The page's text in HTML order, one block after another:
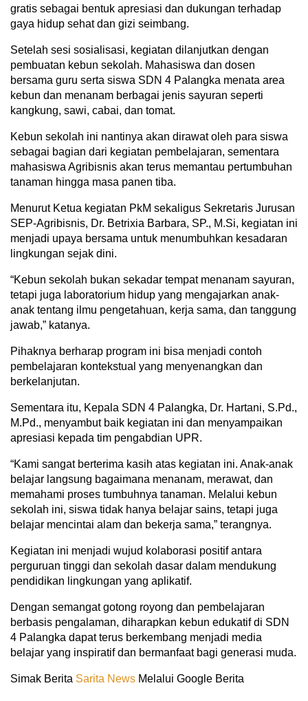
gratis sebagai bentuk apresiasi dan dukungan terhadap
gaya hidup sehat dan gizi seimbang.
Setelah sesi sosialisasi, kegiatan dilanjutkan dengan
pembuatan kebun sekolah. Mahasiswa dan dosen
bersama guru serta siswa SDN 4 Palangka menata area
kebun dan menanam berbagai jenis sayuran seperti
kangkung, sawi, cabai, dan tomat.
Kebun sekolah ini nantinya akan dirawat oleh para siswa
sebagai bagian dari kegiatan pembelajaran, sementara
mahasiswa Agribisnis akan terus memantau pertumbuhan
tanaman hingga masa panen tiba.
Menurut Ketua kegiatan PkM sekaligus Sekretaris Jurusan
SEP-Agribisnis, Dr. Betrixia Barbara, SP., M.Si, kegiatan ini
menjadi upaya bersama untuk menumbuhkan kesadaran
lingkungan sejak dini.
“Kebun sekolah bukan sekadar tempat menanam sayuran,
tetapi juga laboratorium hidup yang mengajarkan anak-
anak tentang ilmu pengetahuan, kerja sama, dan tanggung
jawab,” katanya.
Pihaknya berharap program ini bisa menjadi contoh
pembelajaran kontekstual yang menyenangkan dan
berkelanjutan.
Sementara itu, Kepala SDN 4 Palangka, Dr. Hartani, S.Pd.,
M.Pd., menyambut baik kegiatan ini dan menyampaikan
apresiasi kepada tim pengabdian UPR.
“Kami sangat berterima kasih atas kegiatan ini. Anak-anak
belajar langsung bagaimana menanam, merawat, dan
memahami proses tumbuhnya tanaman. Melalui kebun
sekolah ini, siswa tidak hanya belajar sains, tetapi juga
belajar mencintai alam dan bekerja sama,” terangnya.
Kegiatan ini menjadi wujud kolaborasi positif antara
perguruan tinggi dan sekolah dasar dalam mendukung
pendidikan lingkungan yang aplikatif.
Dengan semangat gotong royong dan pembelajaran
berbasis pengalaman, diharapkan kebun edukatif di SDN
4 Palangka dapat terus berkembang menjadi media
belajar yang inspiratif dan bermanfaat bagi generasi muda.
Simak Berita Sarita News Melalui Google Berita